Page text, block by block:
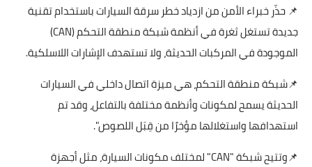
📌 حذّر خبراء الأمن من ازدياد خطر سرقة السيارات باستخدام تقنية
جديدة تستغل ثغرة في أنظمة شبكة منطقة التحكم (CAN)
الموجودة في المركبات الحديثة، ولا تستهدف الإشارات اللاسلكية.
📌شبكة منطقة التحكم، هي ميزة اتصال داخلي في السيارات
الحديثة يسمح لمكونات وأنظمة مختلفة بالتفاعل، وقد تم
استهدافها واستغلالها مؤخرًا من قِبَل اللصوص".
📌وتتيح شبكة "CAN" لمختلف مكونات السيارة، مثل أجهزة